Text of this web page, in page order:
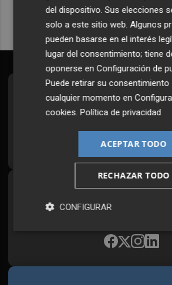
Suscríbete al
Todos los días a primera
¡Quiero
Síguenos en
Plaza Podcast, desde
del dispositivo. Sus elecciones
solo a este sitio web. Algunos
pueden basarse en el interés
lugar del consentimiento; tiene
oponerse enConfiguración de
Puede retirar su consentimiento
cualquier momento en
cookies.Política de privacidad
ACEPTAR TODO
RECHAZAR TODO
CONFIGURAR